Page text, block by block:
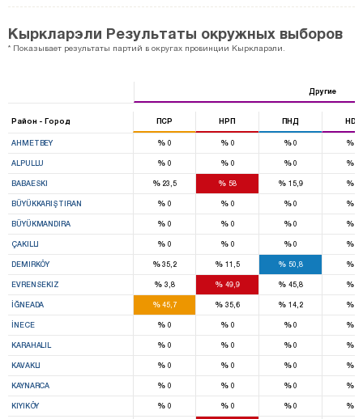
Кыркларэли Результаты окружных выборов
* Показывает результаты партий в округах провинции Кыркларэли.
Другие
Район - Город ПСР НРП ПНД HDP
AHMETBEY %0 %0 %0 %
ALPULLU %0 %0 %0 %
BABAESKI %23,5 % 58 % 15,9 %
BÜYÜKKARIŞTIRAN %0 %0 %0 %
BÜYÜKMANDIRA %0 %0 %0 %
ÇAKILLI %0 %0 %0 %
DEMIRKÖY %35,2 % 11,5 % 50,8 %
EVRENSEKIZ % 3,8 % 49,9 % 45,8 %
İĞNEADA %45,7 % 35,6 % 14,2 %
İNECE %0 %0 %0 %
KARAHALIL %0 %0 %0 %
KAVAKLI %0 %0 %0 %
KAYNARCA %0 %0 %0 %
KIYIKÖY %0 %0 %0 %